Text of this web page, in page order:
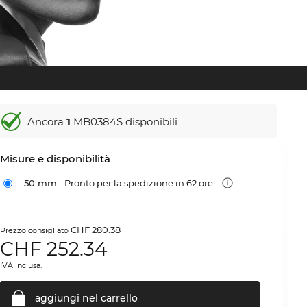
Ancora1 MB0384S disponibili
Misure e disponibilità
50 mm Pronto per la spedizione in 62 ore
Prezzo consigliatoCHF 280.38
CHF252.34
IVA inclusa.
aggiungi nel carrello